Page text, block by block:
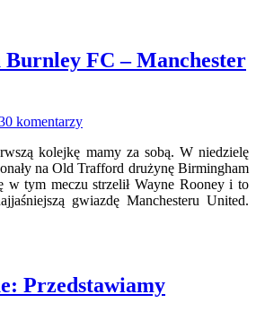
Burnley FC – Manchester
komentarzy
kolejkę mamy za sobą. W niedzielę
na Old Trafford drużynę Birmingham
w tym meczu strzelił Wayne Rooney i to
gwiazdę Manchesteru United.
Przedstawiamy